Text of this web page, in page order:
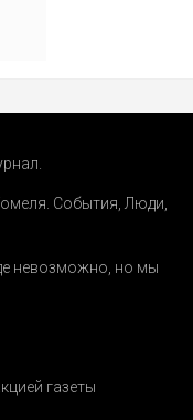
События Люди
невозможно, но мы
газеты